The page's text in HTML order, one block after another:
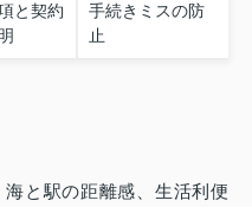
と契約
手続きミスの防
止
と駅の距離感、生活利便